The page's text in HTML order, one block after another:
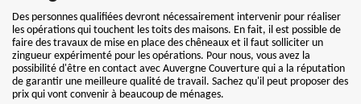
Des personnes qualifiées devront nécessairement intervenir pour réaliser
les opérations qui touchent les toits des maisons. En fait, il est possible de
faire des travaux de mise en place des chêneaux et il faut solliciter un
zingueur expérimenté pour les opérations. Pour nous, vous avez la
possibilité d'être en contact avec Auvergne Couverture qui a la réputation
de garantir une meilleure qualité de travail. Sachez qu'il peut proposer des
prix qui vont convenir à beaucoup de ménages.